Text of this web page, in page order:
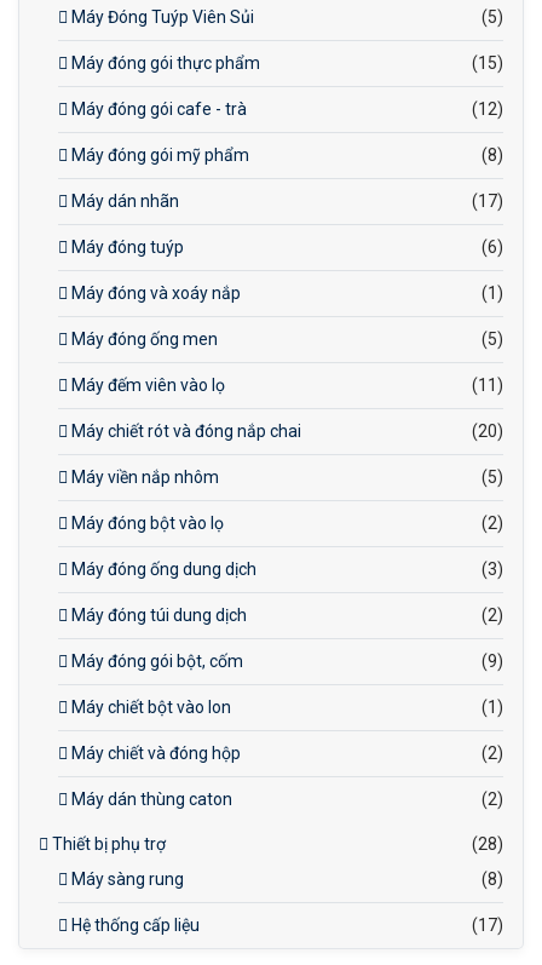
Máy Đóng Tuýp Viên Sủi
(5)
Máy đóng gói thực phẩm (15)
Máy đóng gói cafe - trà (12)
Máy đóng gói mỹ phẩm (8)
Máy dán nhãn (17)
Máy đóng tuýp (6)
Máy đóng và xoáy nắp (1)
Máy đóng ống men (5)
Máy đếm viên vào lọ (11)
Máy chiết rót và đóng nắp chai (20)
Máy viền nắp nhôm (5)
Máy đóng bột vào lọ (2)
Máy đóng ống dung dịch (3)
Máy đóng túi dung dịch (2)
Máy đóng gói bột, cốm (9)
Máy chiết bột vào lon (1)
Máy chiết và đóng hộp (2)
Máy dán thùng caton (2)
Thiết bị phụ trợ
(28)
Máy sàng rung
(8)
Hệ thống cấp liệu (17)